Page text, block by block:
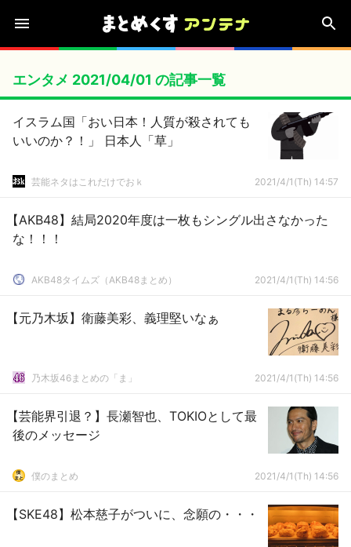
エンタメ 2021/04/01 の記事一覧
イスラム国「おい日本！人質が殺されても
いいのか？！」 日本人「草」
芸能ネタはこれだけでおｋ 2021/4/1(Th) 14:57
【AKB48】結局2020年度は一枚もシングル出さなかった
な！！！
AKB48タイムズ（AKB48まとめ） 2021/4/1(Th) 14:56
【元乃木坂】衛藤美彩、義理堅いなぁ
乃木坂46まとめの「ま」 2021/4/1(Th) 14:56
【芸能界引退？】長瀬智也、TOKIOとして最
後のメッセージ
僕のまとめ 2021/4/1(Th) 14:56
【SKE48】松本慈子がついに、念願の・・・